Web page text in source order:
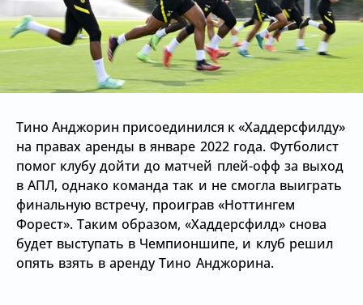
Тино Анджорин присоединился к«Хаддерсфилду»
на правах аренды в январе 2022 года. Футболист
помог клубу дойти до матчей плей-офф за выход
в АПЛ, однако команда так и не смогла выиграть
финальную встречу, проиграв«Ноттингем
Форест». Таким образом,«Хаддерсфилд» снова
будет выступать в Чемпионшипе, и клуб решил
опять взять в аренду Тино Анджорина.